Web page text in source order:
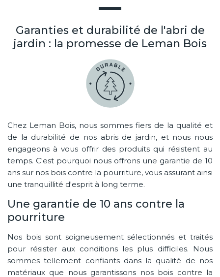
Garanties et durabilité de l'abri de
jardin : la promesse de Leman Bois
Chez Leman Bois, nous sommes fiers de la qualité et
de la durabilité de nos abris de jardin, et nous nous
engageons à vous offrir des produits qui résistent au
temps. C'est pourquoi nous offrons une garantie de 10
ans sur nos bois contre la pourriture, vous assurant ainsi
une tranquillité d'esprit à long terme.
Une garantie de 10 ans contre la
pourriture
Nos bois sont soigneusement sélectionnés et traités
pour résister aux conditions les plus difficiles. Nous
sommes tellement confiants dans la qualité de nos
matériaux que nous garantissons nos bois contre la